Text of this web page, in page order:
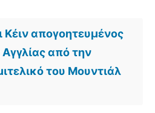
Κέιν απογοητευμένος
από την
του Μουντιάλ